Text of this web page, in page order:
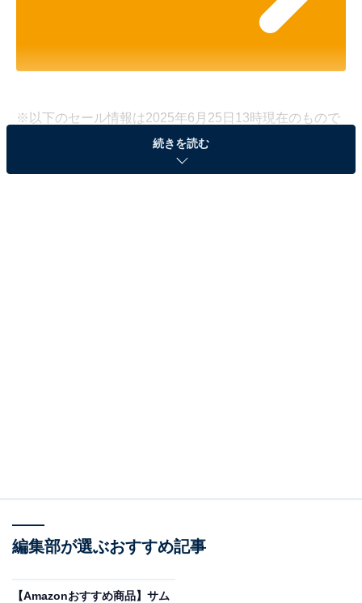
※以下のセール情報は2025年6月25日13時現在のもので
す。値段の変更、売り切れの場合もあります。
※本記事で紹介している商品の購入やサービスの利用により、売上の一部が
価格・税込920円で購入することが可能です。
続きを読む
編集部が選ぶおすすめ記事
【Amazonおすすめ商品】サム